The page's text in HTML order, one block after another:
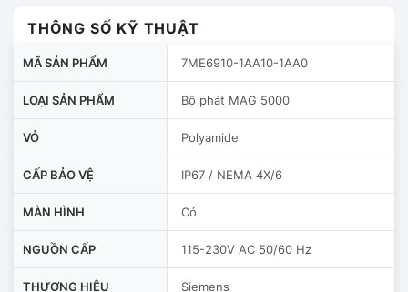
THÔNG SỐ KỸ THUẬT
MÃ SẢN PHẨM 7ME6910-1AA10-1AA0
LOẠI SẢN PHẨM Bộ phát MAG 5000
VỎ Polyamide
CẤP BẢO VỆ IP67 / NEMA 4X/6
MÀN HÌNH Có
NGUỒN CẤP 115-230V AC 50/60 Hz
THƯƠNG HIỆU Siemens